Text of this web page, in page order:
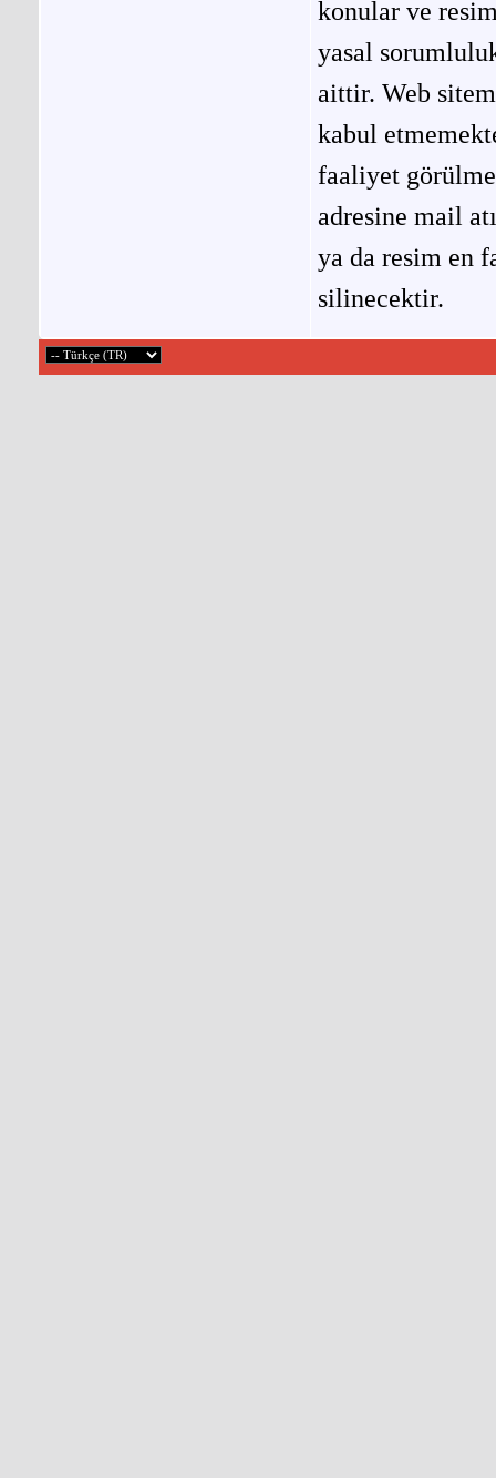
konular ve
yasal
aittir. Web
kabul
faaliyet
adresine mail
ya da resim en
silinecektir.